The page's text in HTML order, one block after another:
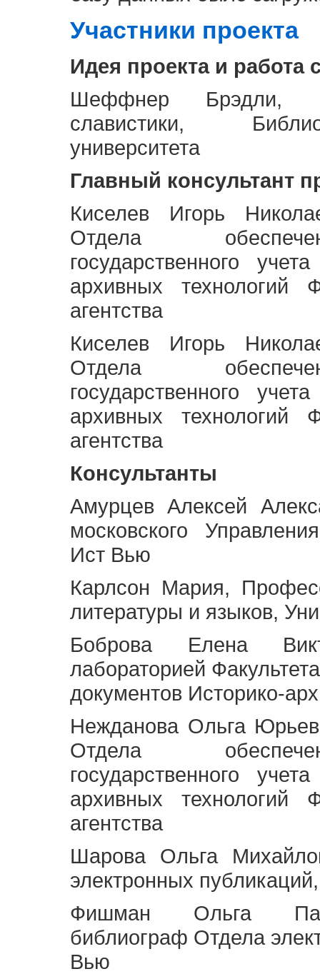
Участники проекта
Идея проекта и работа
Шеффнер Брэдли,
славистики,
университета
Главный консультант
Киселев Игорь
Отдела
государственного
архивных технологий
агентства
Киселев Игорь
Отдела
государственного
архивных технологий
агентства
Консультанты
Амурцев Алексей
московского
Ист Вью
Карлсон Мария,
литературы и языков,
Боброва Елена
лабораторией
документов Историко-
Нежданова Ольга
Отдела
государственного
архивных технологий
агентства
Шарова Ольга
электронных
Фишман Ольга
библиограф Отдела
Вью